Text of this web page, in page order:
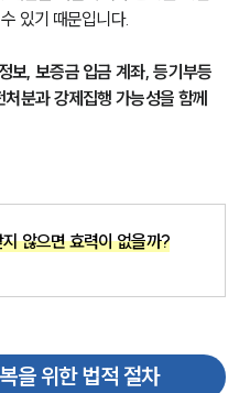
항
로그
로슈어
나
있기 때문입니다.
보, 보증금 입금 계좌, 등기부등
분과 강제집행 가능성을 함께
않으면 효력이 없을까?
을 위한 법적 절차